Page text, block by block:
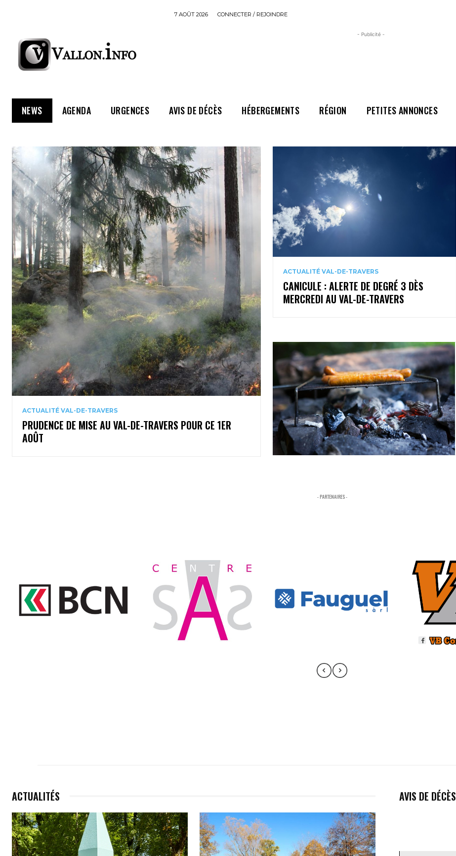
7 AOÛT 2026 CONNECTER / REJOINDRE
- Publicité -
NEWS AGENDA URGENCES AVIS DE DÉCÈS HÉBERGEMENTS RÉGION PETITES ANNONCES
ACTUALITÉ VAL-DE-TRAVERS
PRUDENCE DE MISE AU VAL-DE-TRAVERS POUR CE 1ER
AOÛT
ACTUALITÉ VAL-DE-TRAVERS
CANICULE : ALERTE DE DEGRÉ 3 DÈS
MERCREDI AU VAL-DE-TRAVERS
- PARTENAIRES -
ACTUALITÉS AVIS DE DÉCÈS